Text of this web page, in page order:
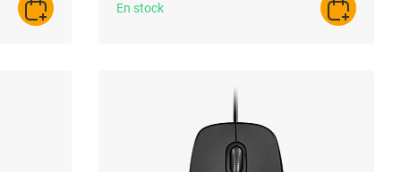
AJOUTER AU PANIER
En stock
AJOUTER